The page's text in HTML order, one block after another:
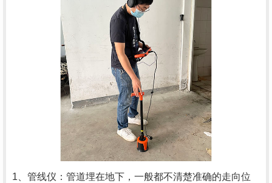
1、管线仪：管道埋在地下，一般都不清楚准确的走向位